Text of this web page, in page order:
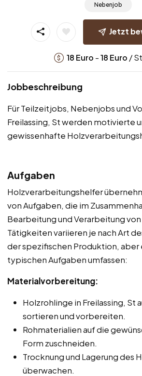
Nebenjob
Jetzt
18 Euro -18 Euro /
Jobbeschreibung
Für Teilzeitjobs, Nebenjobs und
Freilassing, St werden motivierte
gewissenhafte
Aufgaben
Holzverarbeitungshelfer
von Aufgaben, die im
Bearbeitung und Verarbeitung
Tätigkeiten variieren je nach Art
der spezifischen Produktion, aber
typischen Aufgaben umfassen:
Materialvorbereitung:
Holzrohlinge in Freilassing, St
sortieren und vorbereiten.
Rohmaterialien auf die
Form zuschneiden.
Trocknung und Lagerung des
überwachen.